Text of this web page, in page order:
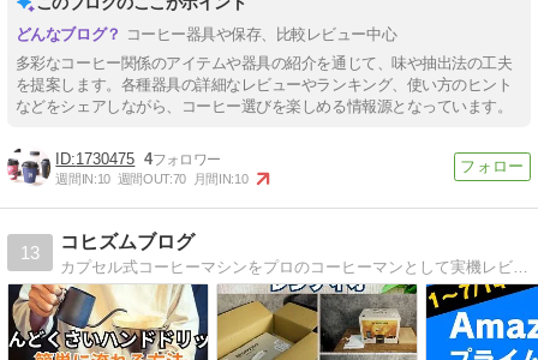
コーヒー器具や保存、比較レビュー中心
多彩なコーヒー関係のアイテムや器具の紹介を通じて、味や抽出法の工夫
を提案します。各種器具の詳細なレビューやランキング、使い方のヒント
などをシェアしながら、コーヒー選びを楽しめる情報源となっています。
1730475 4
週間IN:10 週間OUT:70 月間IN:10
13
コヒズムブログ
カプセル式コーヒーマシンをプロのコーヒーマンとして実機レビューしています。おいしい水でコーヒーを楽しみたい方にはコーヒー機能付きウォーターサーバーを勧めており、記事を書いています。